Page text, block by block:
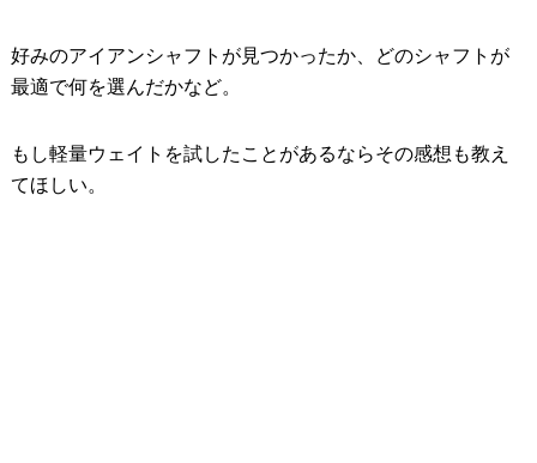
好みのアイアンシャフトが見つかったか、どのシャフトが
最適で何を選んだかなど。
もし軽量ウェイトを試したことがあるならその感想も教え
てほしい。